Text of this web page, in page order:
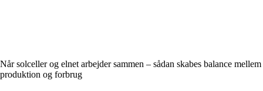
Når solceller og elnet arbejder sammen – sådan skabes balance mellem
produktion og forbrug